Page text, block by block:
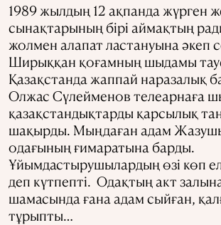
1989 жылдың 12 ақпанда жүрген
сынақтарының бірі аймақтың
жолмен алапат ластануына әкеп
Ширыққан қоғамның шыдамы
Қазақстанда жаппай наразалық
Олжас Сүлейменов телеарнаға
қазақстандықтарды қарсылық
шақырды. Мыңдаған адам
одағының ғимаратына барды.
Ұйымдастырушылардың өзі көп
деп күтпепті. Одақтың акт
шамасында ғана адам сыйған,
тұрыпты…